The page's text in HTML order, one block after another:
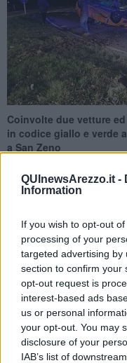
QUInewsArezzo.it -
Information
If you wish to opt-out
processing of your
targeted advertising by
section to confirm your
opt-out request is
interest-based ads
us or personal
your opt-out. You may
disclosure of your
IAB’s list of
Coinvolte due vetture
in codice giallo e verde
a San Zeno
AREZZO —Incidente
dell’incrocio semaforico
alla frazione nonché
autosalone.
Nell’incidente sono
ribaltata. Quatto le
soccorse dai sanitari del
San Donato in codice
donna.